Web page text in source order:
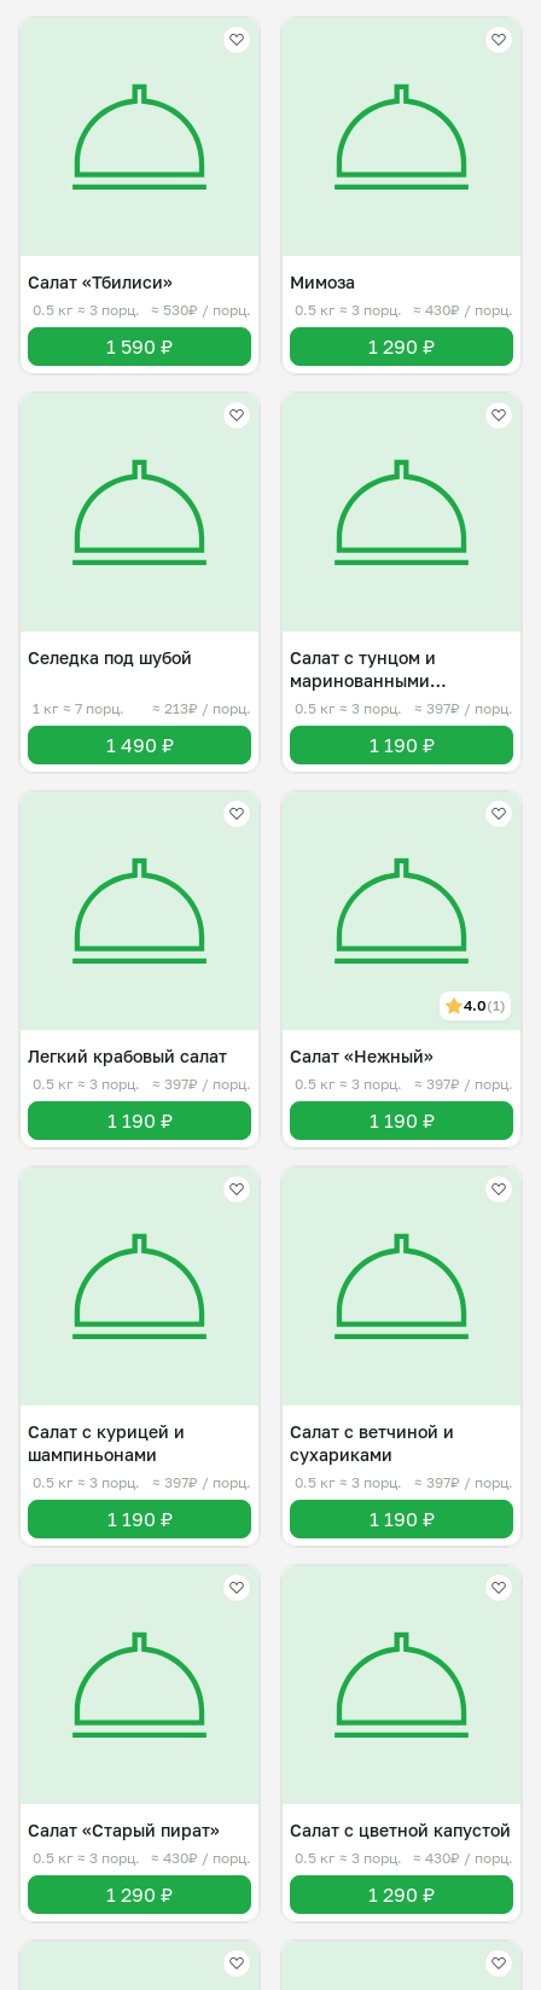
Салат «Тбилиси»
0.5 кг ≈ 3 порц. ≈ 530₽ / порц.
1 590 ₽
Мимоза
0.5 кг ≈ 3 порц. ≈ 430₽ / порц.
1 290 ₽
Селедка под шубой
1 кг ≈ 7 порц. ≈ 213₽ / порц.
1 490 ₽
Салат с тунцом и
маринованными
огурцами
0.5 кг ≈ 3 порц. ≈ 397₽ / порц.
1 190 ₽
Легкий крабовый салат
0.5 кг ≈ 3 порц. ≈ 397₽ / порц.
1 190 ₽
4.0(1)
Салат «Нежный»
0.5 кг ≈ 3 порц. ≈ 397₽ / порц.
1 190 ₽
Салат с курицей и
шампиньонами
0.5 кг ≈ 3 порц. ≈ 397₽ / порц.
1 190 ₽
Салат с ветчиной и
сухариками
0.5 кг ≈ 3 порц. ≈ 397₽ / порц.
1 190 ₽
Салат «Старый пират»
0.5 кг ≈ 3 порц. ≈ 430₽ / порц.
1 290 ₽
Салат с цветной капустой
0.5 кг ≈ 3 порц. ≈ 430₽ / порц.
1 290 ₽